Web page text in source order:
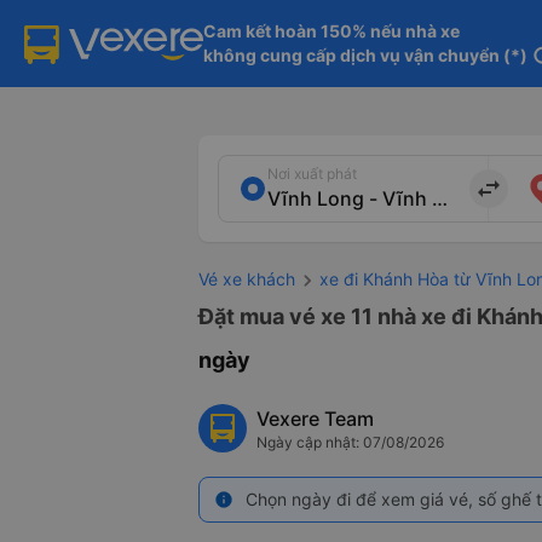
Cam kết hoàn 150% nếu nhà xe
không cung cấp dịch vụ vận chuyển (*)
Nơi xuất phát
import_export
Vé xe khách xe đi Khánh Hòa từ Vĩnh
Đặt mua vé xe 11 nhà xe đi
ngày
Vexere Team
Ngày cập nhật: 07/08/2026
info Chọn ngày đi để xem giá vé, số